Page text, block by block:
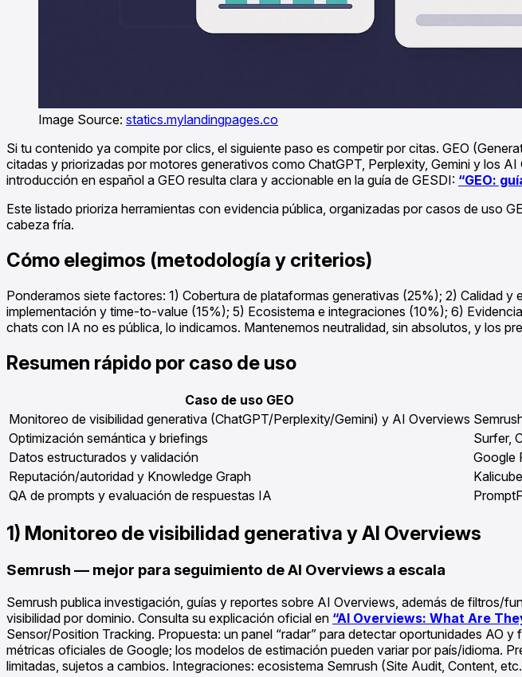
Image Source: statics.mylandingpages.co
Si tu contenido ya compite por clics, el siguiente paso es competir por citas. GEO
citadas y priorizadas por motores generativos como ChatGPT, Perplexity, Gemini y los
introducción en español a GEO resulta clara y accionable en la guía de GESDI: “GEO:
Este listado prioriza herramientas con evidencia pública, organizadas por casos de uso
cabeza fría.
Cómo elegimos (metodología y criterios)
Ponderamos siete factores: 1) Cobertura de plataformas generativas (25%); 2) Calidad
implementación y time-to-value (15%); 5) Ecosistema e integraciones (10%); 6)
chats con IA no es pública, lo indicamos. Mantenemos neutralidad, sin absolutos, y los
Resumen rápido por caso de uso
Caso de uso GEO
Monitoreo de visibilidad generativa (ChatGPT/Perplexity/Gemini) y AI Overviews
Optimización semántica y briefings
Surfer,
Datos estructurados y validación
Google
Reputación/autoridad y Knowledge Graph
QA de prompts y evaluación de respuestas IA
1) Monitoreo de visibilidad generativa y AI Overviews
Semrush — mejor para seguimiento de AI Overviews a escala
Semrush publica investigación, guías y reportes sobre AI Overviews, además de filtros/
visibilidad por dominio. Consulta su explicación oficial en “AI Overviews: What Are
Sensor/Position Tracking. Propuesta: un panel “radar” para detectar oportunidades AO
métricas oficiales de Google; los modelos de estimación pueden variar por país/idioma.
limitadas, sujetos a cambios. Integraciones: ecosistema Semrush (Site Audit, Content,